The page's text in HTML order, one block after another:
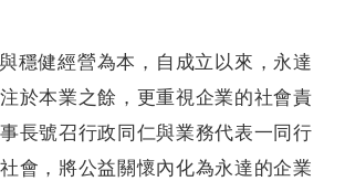
穩健經營為本，自成立以來，永達
於本業之餘，更重視企業的社會責
長號召行政同仁與業務代表一同行
會，將公益關懷內化為永達的企業